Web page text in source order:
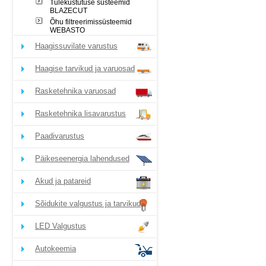
Tulekustutuse süsteemid
BLAZECUT
Õhu filtreerimissüsteemid
WEBASTO
Haagissuvilate varustus
Haagise tarvikud ja varuosad
Rasketehnika varuosad
Rasketehnika lisavarustus
Paadivarustus
Päikeseenergia lahendused
Akud ja patareid
Sõidukite valgustus ja tarvikud
LED Valgustus
Autokeemia